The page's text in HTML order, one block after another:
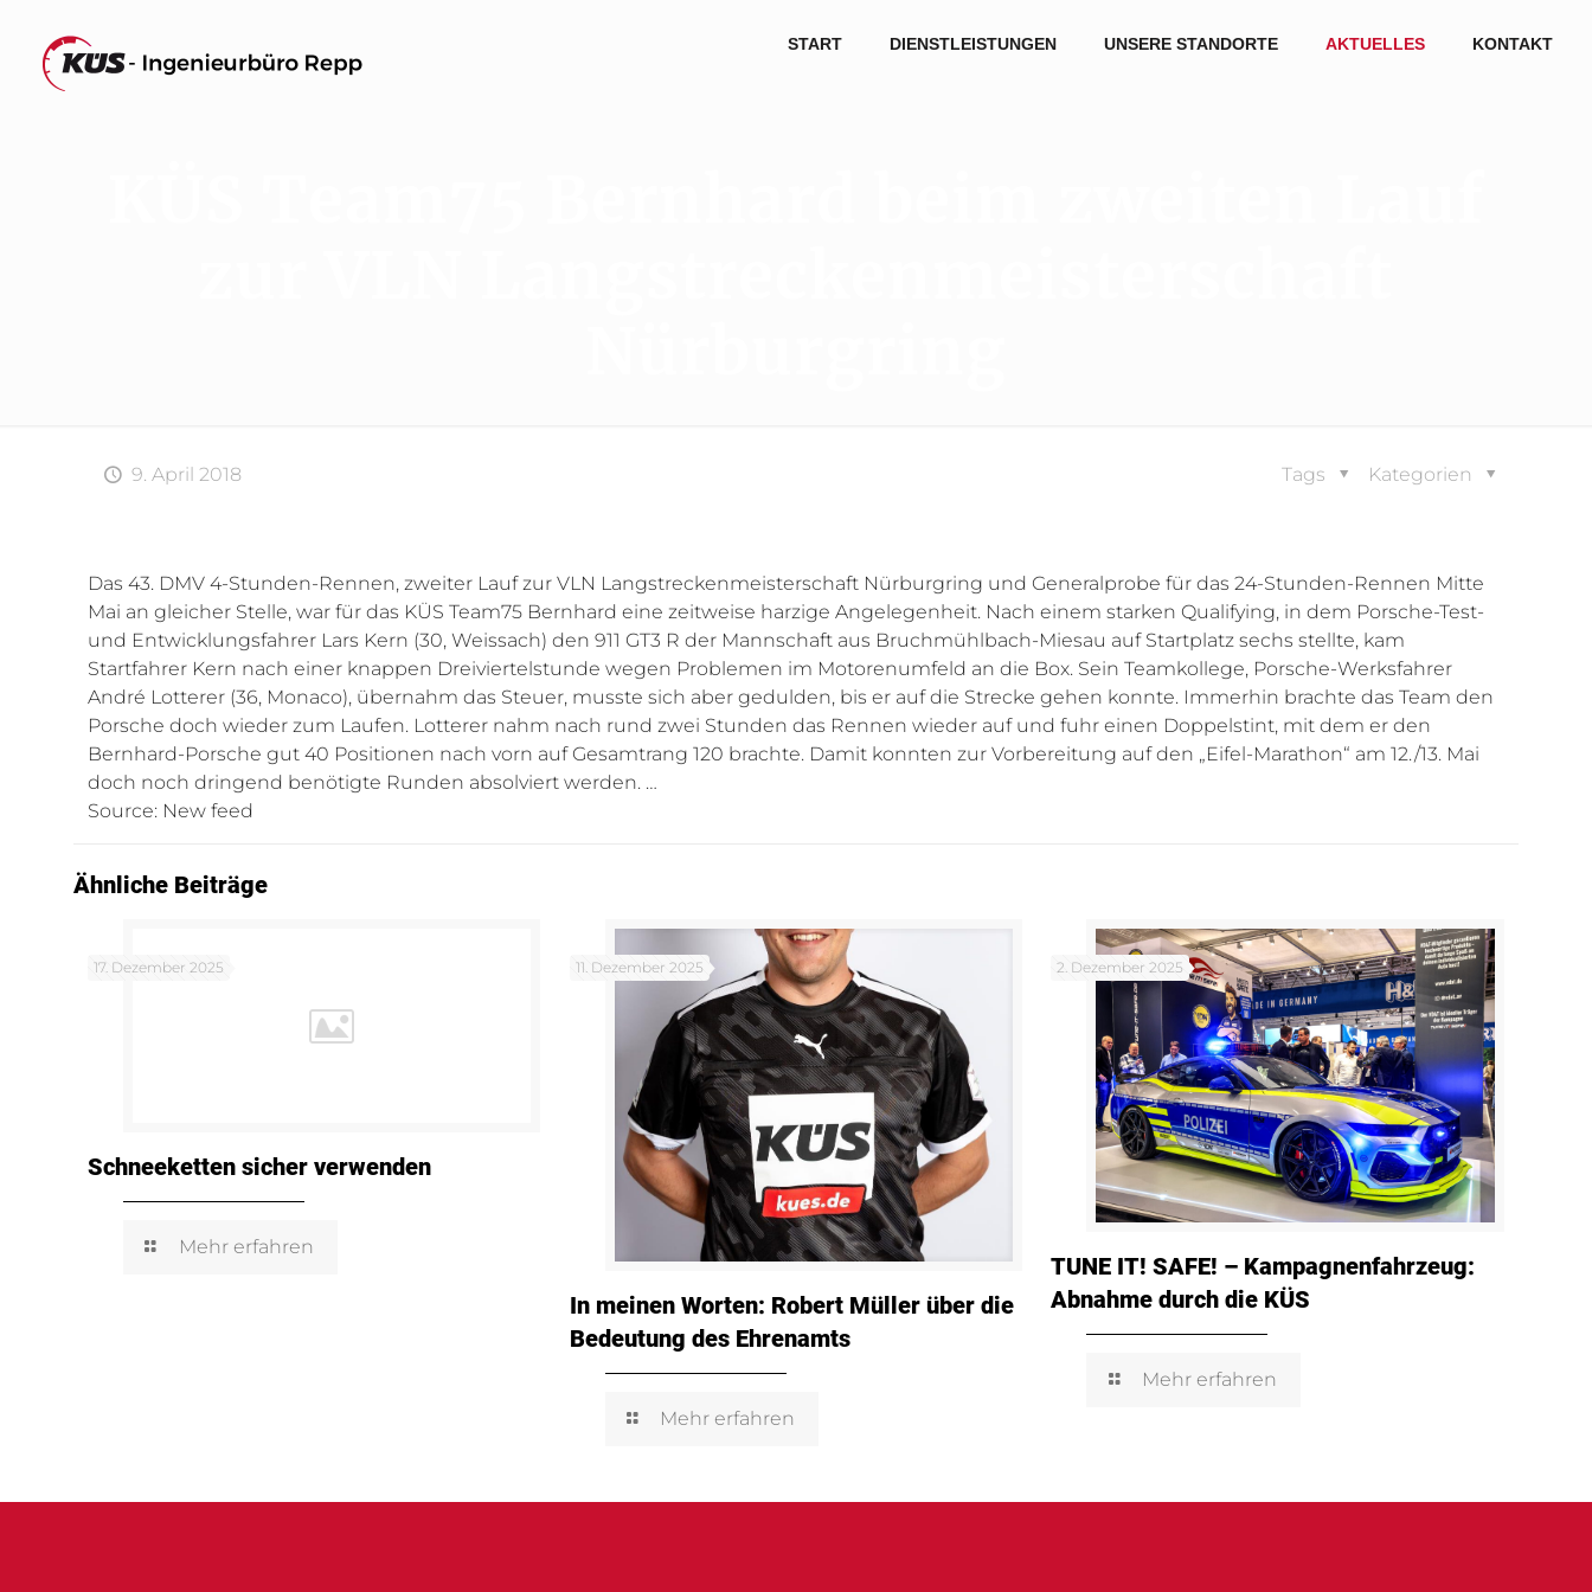
START DIENSTLEISTUNGEN UNSERE STANDORTE AKTUELLES KONTAKT
9. April 2018 Kategorien
Tags
Das 43. DMV 4-Stunden-Rennen, zweiter Lauf zur VLN Langstreckenmeisterschaft Nürburgring und Generalprobe für das 24-Stunden-Rennen Mitte
Mai an gleicher Stelle, war für das KÜS Team75 Bernhard eine zeitweise harzige Angelegenheit. Nach einem starken Qualifying, in dem Porsche-Test-
und Entwicklungsfahrer Lars Kern (30, Weissach) den 911 GT3 R der Mannschaft aus Bruchmühlbach-Miesau auf Startplatz sechs stellte, kam
Startfahrer Kern nach einer knappen Dreiviertelstunde wegen Problemen im Motorenumfeld an die Box. Sein Teamkollege, Porsche-Werksfahrer
André Lotterer (36, Monaco), übernahm das Steuer, musste sich aber gedulden, bis er auf die Strecke gehen konnte. Immerhin brachte das Team den
Porsche doch wieder zum Laufen. Lotterer nahm nach rund zwei Stunden das Rennen wieder auf und fuhr einen Doppelstint, mit dem er den
Bernhard-Porsche gut 40 Positionen nach vorn auf Gesamtrang 120 brachte. Damit konnten zur Vorbereitung auf den „Eifel-Marathon“ am 12./13. Mai
doch noch dringend benötigte Runden absolviert werden. …
Source: New feed
Ähnliche Beiträge
17. Dezember 2025
Schneeketten sicher verwenden
Mehr erfahren
11. Dezember 2025
In meinen Worten: Robert Müller über die
Bedeutung des Ehrenamts
Mehr erfahren
2. Dezember 2025
TUNE IT! SAFE! – Kampagnenfahrzeug:
Abnahme durch die KÜS
Mehr erfahren